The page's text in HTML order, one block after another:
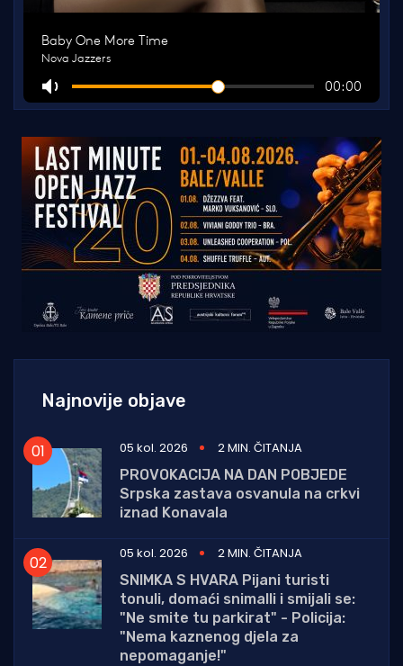
Najnovije objave
05 kol. 2026
2 MIN. ČITANJA
PROVOKACIJA NA DAN POBJEDE
Srpska zastava osvanula na crkvi
iznad Konavala
05 kol. 2026
2 MIN. ČITANJA
SNIMKA S HVARA Pijani turisti
tonuli, domaći snimalli i smijali se:
"Ne smite tu parkirat" - Policija:
"Nema kaznenog djela za
nepomaganje!"